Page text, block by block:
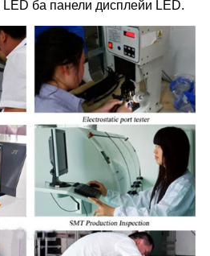
ба панели дисплейи LED.